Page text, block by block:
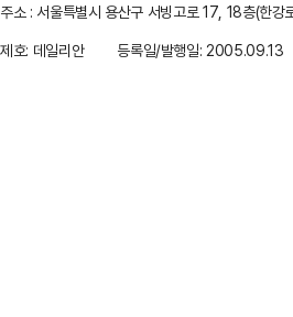
주소 : 서울특별시 용산구 서빙고로 17, 18층(한강
제호: 데일리안
등록일/발행일: 2005.09.13